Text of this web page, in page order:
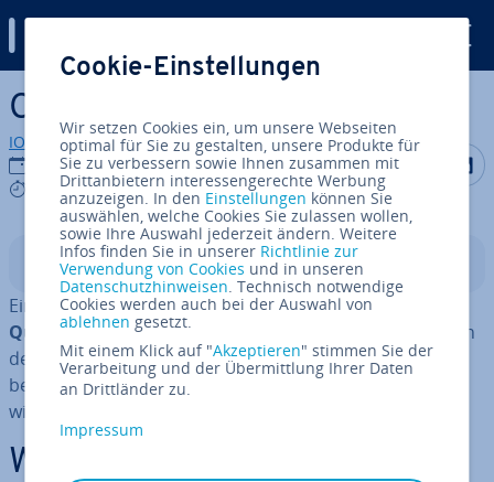
Zum Haupt­in­halt springen
Code Smell
IONOS Redaktion
29.09.2022
9 mins
Auf Auf
In­halts­ver­zeich­nis
Ein Code Smell ist einIndiz für mangelnde Code-
Qualität. Liegen Code Smells vor, hat man beim Sichten
des Codes das Gefühl, dass etwas faul ist. Wir zeigen
bekannte Code Smells und erklären, wie man diese los
wird.
Was ist ein Code Smell?
Cookie-Einstellungen
Wir setzen Cookies ein, um unsere Webseiten
optimal für Sie zu gestalten, unsere Produkte für
Sie zu verbessern sowie Ihnen zusammen mit
Drittanbietern interessengerechte Werbung
anzuzeigen. In den Einstellungen können Sie
auswählen, welche Cookies Sie zulassen wollen,
sowie Ihre Auswahl jederzeit ändern. Weitere
Infos finden Sie in unserer Richtlinie zur
Verwendung von Cookies und in unseren
Datenschutzhinweisen. Technisch notwendige
Cookies werden auch bei der Auswahl von
ablehnen gesetzt.
Mit einem Klick auf "Akzeptieren" stimmen Sie der
Verarbeitung und der Übermittlung Ihrer Daten
an Drittländer zu.
Impressum